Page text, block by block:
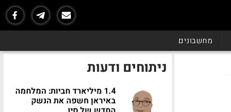
מחשבונים
ניתוחים ודעות
1.4 מיליארד חביות: המלחמה
באיראן חשפה את הנשק